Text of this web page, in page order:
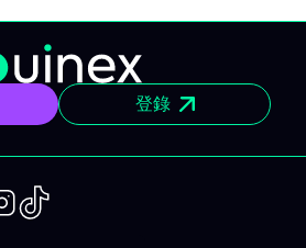
意什麼、關注理由為何。無須在資訊流
內容。 專門為想積極投資，但有工作、
屏幕的人設計。 你會收到什麼？ 精準的
位，讓你一眼聚焦，不會分心。 明確規
注區域、預設劇本與失效臨界點。市場
而來。 短／中期簡報 行情動盪時把握波
投資人行為為依據，不是預設臆測、更
天 簡單舉例，一天會收到什麼： 07:45
。 09:12 今日規劃，CAC 40 確定關鍵
。 14:30 中期簡報，黃金 趨勢形成時，
登錄
Instagram